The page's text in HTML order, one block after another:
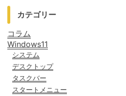
カテゴリー
コラム
Windows11
システム
デスクトップ
タスクバー
スタートメニュー